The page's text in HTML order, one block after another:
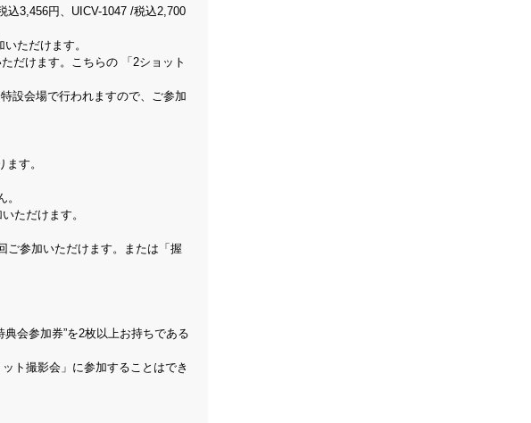
込3,456円、UICV-1047 /税込2,700
ただけます。
だけます。こちらの 「2ショット
設会場で行われますので、ご参加
す。
ただけます。
参加いただけます。または「握
会参加券”を2枚以上お持ちである
ト撮影会」に参加することはでき